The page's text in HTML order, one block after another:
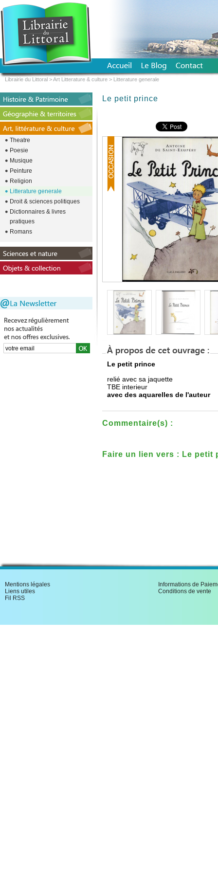
Le petit prince
Le petit prince
relié avec sa jaquette
TBE interieur
avec des aquarelles de l'auteur
Commentaire(s) :
Faire un lien vers : Le petit
Theatre
Poesie
Musique
Peinture
Religion
Litterature generale
Droit & sciences politiques
Dictionnaires & livres
pratiques
Romans
Librairie du Littoral >Art Litterature & culture > Litterature generale
Mentions légales
Liens utiles
Fil RSS
Informations de
Conditions de vente